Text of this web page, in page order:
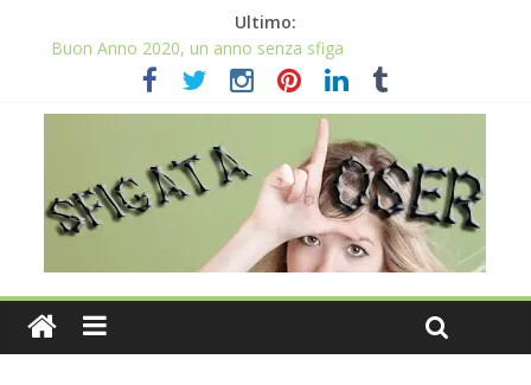
Ultimo:
Buon Anno 2020, un anno senza sfiga
Come gestire la fortuna ai giochi
Qual è il numero più sfortunato? Info e curiosità nel post
La sfortuna mi perseguita anche con la spesa
Il 2020 anno bisestile porta sfortuna davvero?